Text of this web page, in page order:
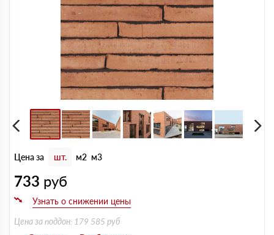
Цена за шт. м2 м3
733 руб
Цена за поддон: 179 585 руб